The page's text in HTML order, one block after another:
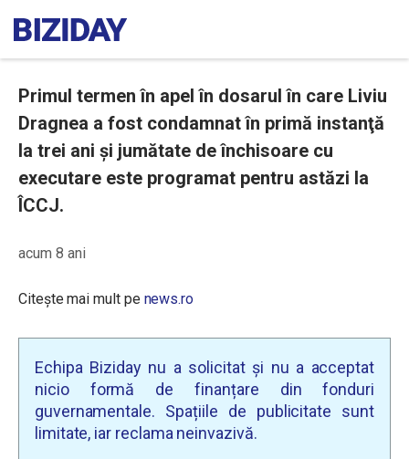
Primul termen în apel în dosarul în care Liviu
Dragnea a fost condamnat în primă instanţă
la trei ani şi jumătate de închisoare cu
executare este programat pentru astăzi la
ÎCCJ.
acum 8 ani
Citește mai mult pe news.ro
Echipa Biziday nu a solicitat și nu a acceptat
nicio formă de finanțare din fonduri
guvernamentale. Spațiile de publicitate sunt
limitate, iar reclama neinvazivă.